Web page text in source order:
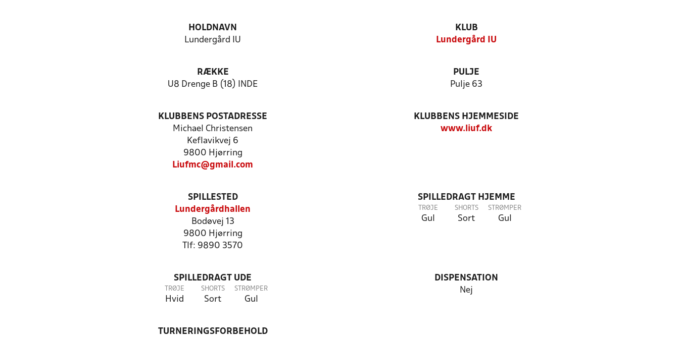
HOLDNAVN
Lundergård IU
KLUB
Lundergård IU
RÆKKE
U8 Drenge B (18) INDE
PULJE
Pulje 63
KLUBBENS POSTADRESSE
Michael Christensen
Keflavikvej 6
9800 Hjørring
Liufmc@gmail.com
KLUBBENS HJEMMESIDE
www.liuf.dk
SPILLESTED
Lundergårdhallen
Bodøvej 13
9800 Hjørring
Tlf: 9890 3570
SPILLEDRAGT HJEMME
TRØJE
Gul
SHORTS
Sort
STRØMPER
Gul
SPILLEDRAGT UDE
TRØJE
Hvid
SHORTS
Sort
STRØMPER
Gul
DISPENSATION
Nej
TURNERINGSFORBEHOLD